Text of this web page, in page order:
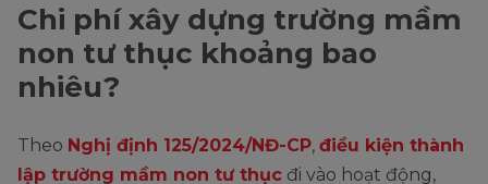
Chi phí xây dựng trường mầm
non tư thục khoảng bao
nhiêu?
Theo Nghị định 125/2024/NĐ-CP, điều kiện thành
lập trường mầm non tư thục đi vào hoạt động,